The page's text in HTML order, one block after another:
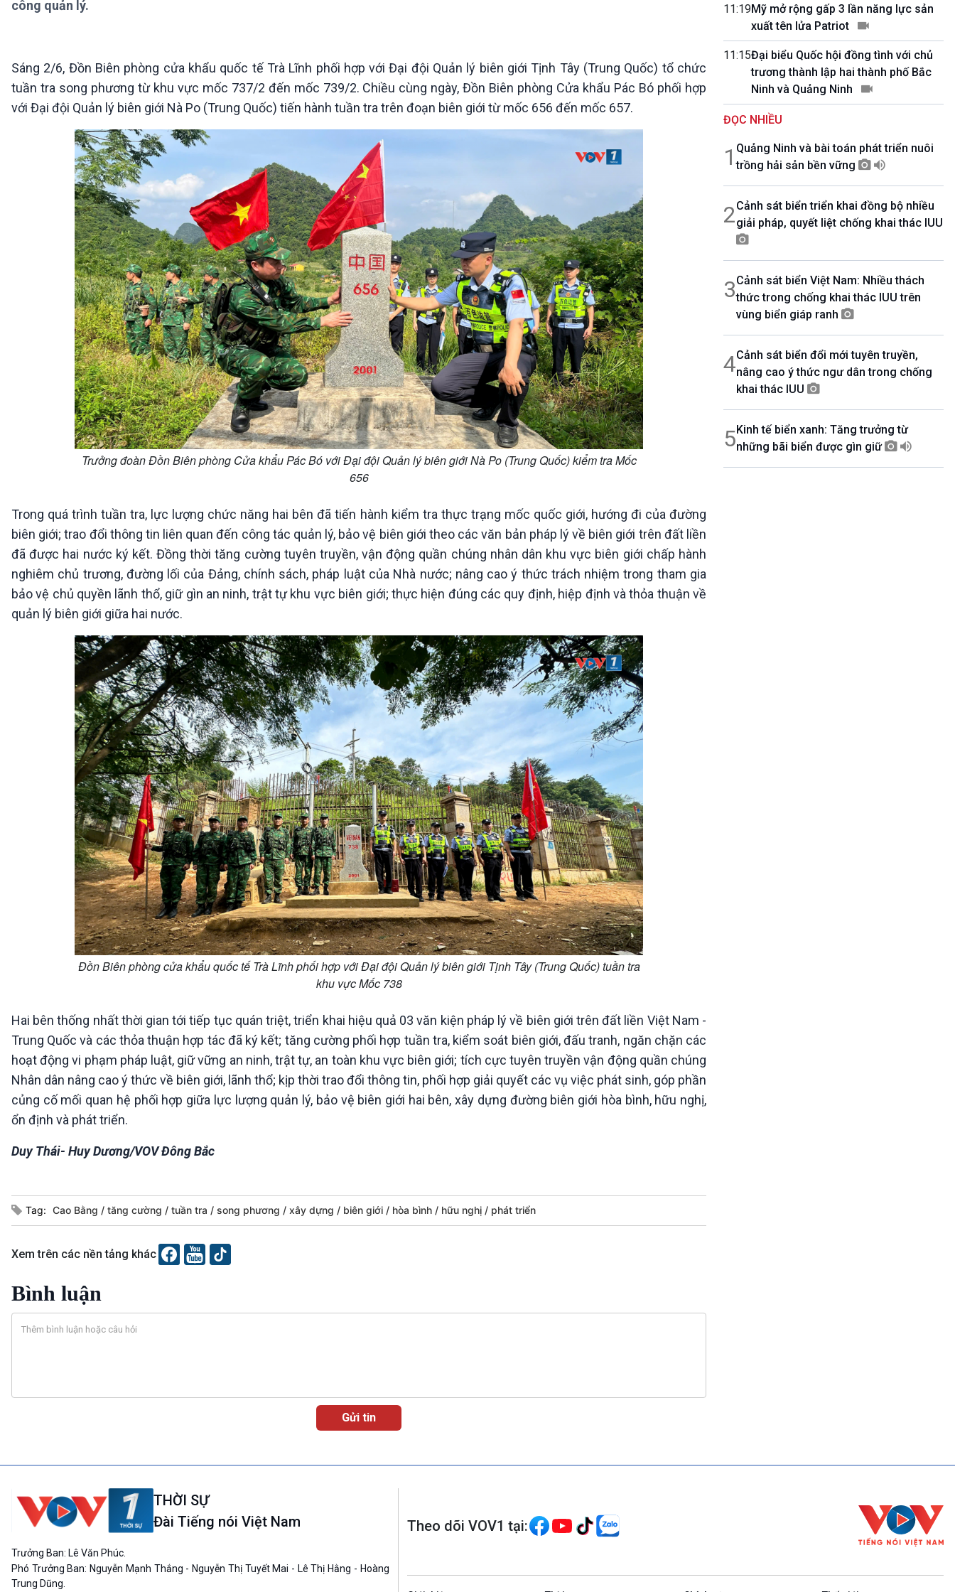
360 độ Sức khỏe
Xã hội chuyển động
Bước chân đến trường
10 phút Sự kiện - Luận bàn
Câu chuyện thời sự
Dòng chảy sự kiện
Đối thoại
Diễn đàn chủ nhật
Chuyện đêm
VOV1 đặc biệt
Thanh âm ký sự
Chân dung cuộc sống
Các chương trình đặc biệt
công quản lý.
Sáng 2/6, Đồn Biên phòng cửa khẩu quốc tế Trà Lĩnh phối hợp với Đại đội Quản lý biên giới Tịnh Tây (Trung Quốc) tổ chức
tuần tra song phương từ khu vực mốc 737/2 đến mốc 739/2. Chiều cùng ngày, Đồn Biên phòng Cửa khẩu Pác Bó phối hợp
với Đại đội Quản lý biên giới Nà Po (Trung Quốc) tiến hành tuần tra trên đoạn biên giới từ mốc 656 đến mốc 657.
Trưởng đoàn Đồn Biên phòng Cửa khẩu Pác Bó với Đại đội Quản lý biên giới Nà Po (Trung Quốc) kiểm tra Mốc
656
Trong quá trình tuần tra, lực lượng chức năng hai bên đã tiến hành kiểm tra thực trạng mốc quốc giới, hướng đi của đường
biên giới; trao đổi thông tin liên quan đến công tác quản lý, bảo vệ biên giới theo các văn bản pháp lý về biên giới trên đất liền
đã được hai nước ký kết. Đồng thời tăng cường tuyên truyền, vận động quần chúng nhân dân khu vực biên giới chấp hành
nghiêm chủ trương, đường lối của Đảng, chính sách, pháp luật của Nhà nước; nâng cao ý thức trách nhiệm trong tham gia
bảo vệ chủ quyền lãnh thổ, giữ gìn an ninh, trật tự khu vực biên giới; thực hiện đúng các quy định, hiệp định và thỏa thuận về
quản lý biên giới giữa hai nước.
Đồn Biên phòng cửa khẩu quốc tế Trà Lĩnh phối hợp với Đại đội Quản lý biên giới Tịnh Tây (Trung Quốc) tuần tra
khu vực Mốc 738
Hai bên thống nhất thời gian tới tiếp tục quán triệt, triển khai hiệu quả 03 văn kiện pháp lý về biên giới trên đất liền Việt Nam -
Trung Quốc và các thỏa thuận hợp tác đã ký kết; tăng cường phối hợp tuần tra, kiểm soát biên giới, đấu tranh, ngăn chặn các
hoạt động vi phạm pháp luật, giữ vững an ninh, trật tự, an toàn khu vực biên giới; tích cực tuyên truyền vận động quần chúng
Nhân dân nâng cao ý thức về biên giới, lãnh thổ; kịp thời trao đổi thông tin, phối hợp giải quyết các vụ việc phát sinh, góp phần
củng cố mối quan hệ phối hợp giữa lực lượng quản lý, bảo vệ biên giới hai bên, xây dựng đường biên giới hòa bình, hữu nghị,
ổn định và phát triển.
Duy Thái- Huy Dương/VOV Đông Bắc
Tag: Cao Bằng tăng cường tuần tra song phương xây dựng biên giới hòa bình hữu nghị phát triển
Xem trên các nền tảng khác
Bình luận
11:19Mỹ mở rộng gấp 3 lần năng lực sản
xuất tên lửa Patriot
11:15Đại biểu Quốc hội đồng tình với chủ
trương thành lập hai thành phố Bắc
Ninh và Quảng Ninh
ĐỌC NHIỀU
1Quảng Ninh và bài toán phát triển nuôi
trồng hải sản bền vững
2Cảnh sát biển triển khai đồng bộ nhiều
giải pháp, quyết liệt chống khai thác IUU
3Cảnh sát biển Việt Nam: Nhiều thách
thức trong chống khai thác IUU trên
vùng biển giáp ranh
4Cảnh sát biển đổi mới tuyên truyền,
nâng cao ý thức ngư dân trong chống
khai thác IUU
5Kinh tế biển xanh: Tăng trưởng từ
những bãi biển được gìn giữ
THỜI SỰ
Đài Tiếng nói Việt Nam
Trưởng Ban: Lê Văn Phúc.
Phó Trưởng Ban: Nguyễn Mạnh Thắng - Nguyễn Thị Tuyết Mai - Lê Thị Hằng - Hoàng
Trung Dũng.
Theo dõi VOV1 tại: